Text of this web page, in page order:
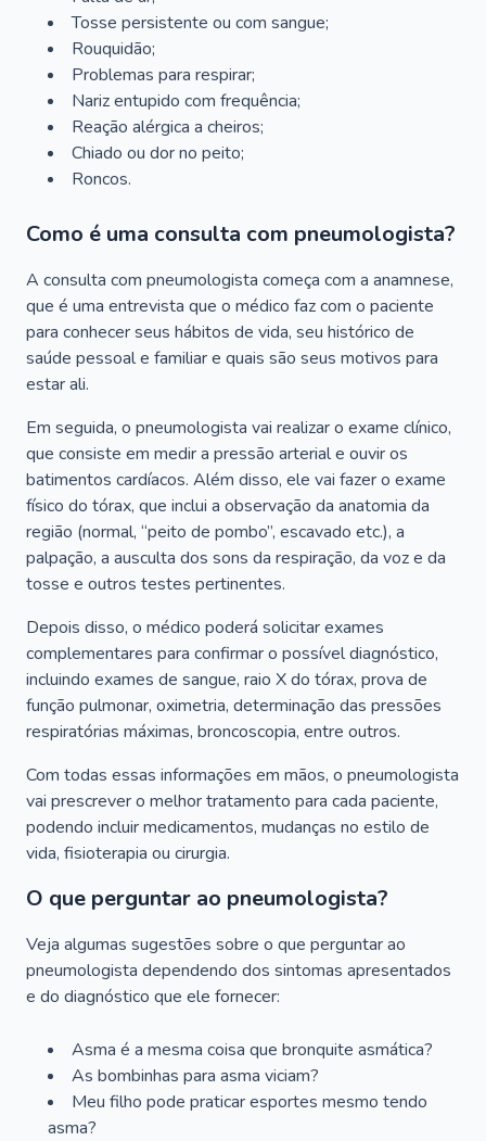
Tosse persistente ou com sangue;
Rouquidão;
Problemas para respirar;
Nariz entupido com frequência;
Reação alérgica a cheiros;
Chiado ou dor no peito;
Roncos.
Como é uma consulta com pneumologista?
A consulta com pneumologista começa com a anamnese,
que é uma entrevista que o médico faz com o paciente
para conhecer seus hábitos de vida, seu histórico de
saúde pessoal e familiar e quais são seus motivos para
estar ali.
Em seguida, o pneumologista vai realizar o exame clínico,
que consiste em medir a pressão arterial e ouvir os
batimentos cardíacos. Além disso, ele vai fazer o exame
físico do tórax, que inclui a observação da anatomia da
região (normal, “peito de pombo”, escavado etc.), a
palpação, a ausculta dos sons da respiração, da voz e da
tosse e outros testes pertinentes.
Depois disso, o médico poderá solicitar exames
complementares para confirmar o possível diagnóstico,
incluindo exames de sangue, raio X do tórax, prova de
função pulmonar, oximetria, determinação das pressões
respiratórias máximas, broncoscopia, entre outros.
Com todas essas informações em mãos, o pneumologista
vai prescrever o melhor tratamento para cada paciente,
podendo incluir medicamentos, mudanças no estilo de
vida, fisioterapia ou cirurgia.
O que perguntar ao pneumologista?
Veja algumas sugestões sobre o que perguntar ao
pneumologista dependendo dos sintomas apresentados
e do diagnóstico que ele fornecer:
Asma é a mesma coisa que bronquite asmática?
As bombinhas para asma viciam?
Meu filho pode praticar esportes mesmo tendo
asma?